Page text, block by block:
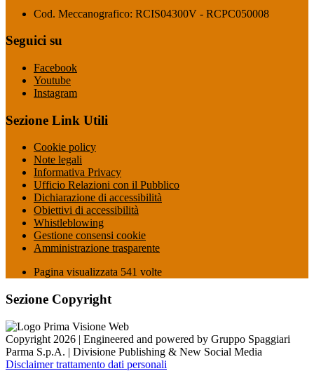
Cod. Meccanografico: RCIS04300V - RCPC050008
Seguici su
Facebook
Youtube
Instagram
Sezione Link Utili
Cookie policy
Note legali
Informativa Privacy
Ufficio Relazioni con il Pubblico
Dichiarazione di accessibilità
Obiettivi di accessibilità
Whistleblowing
Gestione consensi cookie
Amministrazione trasparente
Pagina visualizzata 541 volte
Sezione Copyright
Copyright 2026 | Engineered and powered by Gruppo Spaggiari
Parma S.p.A. | Divisione Publishing & New Social Media
Disclaimer trattamento dati personali